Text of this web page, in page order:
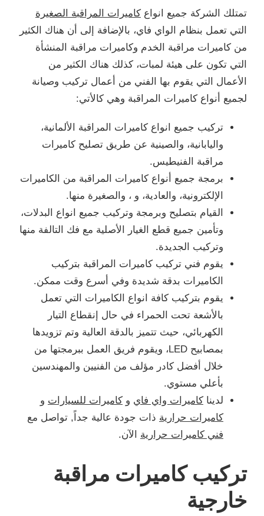
تمتلك الشركة جميع انواع كاميرات المراقبة الصغيرة
التي تعمل بنظام الواي فاي، بالإضافة إلى أن هناك الكثير
من كاميرات مراقبة الخدم وكاميرات مراقبة المنشأة
التي تكون على هيئة لمبات، كذلك هناك الكثير من
الأعمال التي يقوم بها الفني من أعمال تركيب وصيانة
لجميع أنواع كاميرات المراقبة وهي كالأتي:
تركيب جميع انواع كاميرات المراقبة الألمانية،
واليابانية، والصينية عن طريق تصليح كاميرات
مراقبة الفنيطيس.
برمجة جميع أنواع كاميرات المراقبة من الكاميرات
الإلكترونية، والعادية، و ، والصغيرة منها.
القيام بتصليح وبرمجة وتركيب جميع انواع البدلات،
وتأمين جميع قطع الغيار الأصلية مع فك التالفة منها
وتركيب الجديدة.
يقوم فني تركيب كاميرات المراقبة بتركيب
الكاميرات بدقة شديدة وفي أسرع وقت ممكن.
يقوم بتركيب كافة انواع الكاميرات التي تعمل
بالأشعة تحت الحمراء في حال إنقطاع التيار
الكهربائي، حيث تتميز بالدقة العالية وتم تزويدها
بمصابيح LED، ويقوم فريق العمل ببرمجتها من
خلال أفضل كادر مؤلف من الفنيين والمهندسين
بأعلي مستوي.
لدينا كاميرات واي فاي و كاميرات للسيارات و
كاميرات حرارية ذات جودة عالية جداً, تواصل مع
فني كاميرات حرارية الآن.
تركيب كاميرات مراقبة
خارجية